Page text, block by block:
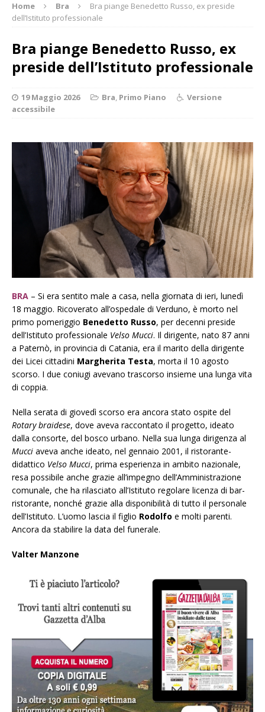
Home Bra
Bra piange Benedetto Russo, ex preside
dell’Istituto professionale
Bra piange Benedetto Russo, ex
preside dell’Istituto professionale
19 Maggio 2026 Bra, Primo Piano
Versione
accessibile
BRA – Si era sentito male a casa, nella giornata di ieri, lunedì
18 maggio. Ricoverato all’ospedale di Verduno, è morto nel
primo pomeriggio Benedetto Russo, per decenni preside
dell’Istituto professionale Velso Mucci. Il dirigente, nato 87 anni
a Paternò, in provincia di Catania, era il marito della dirigente
dei Licei cittadini Margherita Testa, morta il 10 agosto
scorso. I due coniugi avevano trascorso insieme una lunga vita
di coppia.
Nella serata di giovedì scorso era ancora stato ospite del
Rotary braidese, dove aveva raccontato il progetto, ideato
dalla consorte, del bosco urbano. Nella sua lunga dirigenza al
Mucci aveva anche ideato, nel gennaio 2001, il ristorante-
didattico Velso Mucci, prima esperienza in ambito nazionale,
resa possibile anche grazie all’impegno dell’Amministrazione
comunale, che ha rilasciato all’Istituto regolare licenza di bar-
ristorante, nonché grazie alla disponibilità di tutto il personale
dell’Istituto. L’uomo lascia il figlio Rodolfo e molti parenti.
Ancora da stabilire la data del funerale.
Valter Manzone